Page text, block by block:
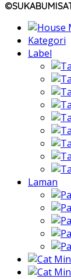
Kategori
Label
Laman